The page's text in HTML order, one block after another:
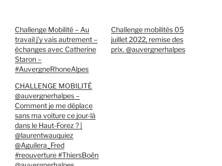
Challenge Mobilité – Au
travail j’y vais autrement –
échanges avec Catherine
Staron –
#AuvergneRhoneAlpes
Challenge mobilités 05
juillet 2022, remise des
prix. @auvergnerhalpes
CHALLENGE MOBILITÉ
@auvergnerhalpes –
Comment je me déplace
sans ma voiture ce jour-là
dans le Haut-Forez ? |
@laurentwauquiez
@Aguilera_Fred
#reouverture #ThiersBoën